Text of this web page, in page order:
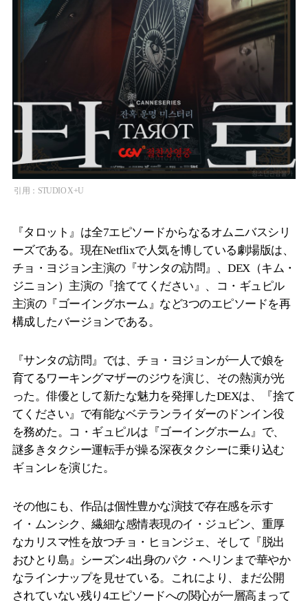
引用：STUDIO X+U
『タロット』は全7エピソードからなるオムニバスシリ
ーズである。現在Netflixで人気を博している劇場版は、
チョ・ヨジョン主演の『サンタの訪問』、DEX（キム・
ジニョン）主演の『捨ててください』、コ・ギュピル
主演の『ゴーイングホーム』など3つのエピソードを再
構成したバージョンである。
『サンタの訪問』では、チョ・ヨジョンが一人で娘を
育てるワーキングマザーのジウを演じ、その熱演が光
った。俳優として新たな魅力を発揮したDEXは、『捨て
てください』で有能なベテランライダーのドンイン役
を務めた。コ・ギュピルは『ゴーイングホーム』で、
謎多きタクシー運転手が操る深夜タクシーに乗り込む
ギョンレを演じた。
その他にも、作品は個性豊かな演技で存在感を示す
イ・ムンシク、繊細な感情表現のイ・ジュビン、重厚
なカリスマ性を放つチョ・ヒョンジェ、そして『脱出
おひとり島』シーズン4出身のパク・ヘリンまで華やか
なラインナップを見せている。これにより、まだ公開
されていない残り4エピソードへの関心が一層高まって